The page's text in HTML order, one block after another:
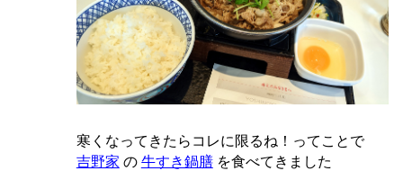
寒くなってきたらコレに限るね！ってことで
吉野家 の 牛すき鍋膳を食べてきました